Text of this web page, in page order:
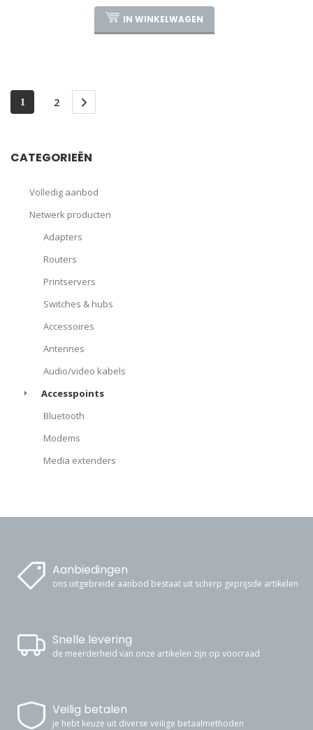
IN WINKELWAGEN
1 2
CATEGORIEËN
Volledig aanbod
Netwerk producten
Adapters
Routers
Printservers
Switches & hubs
Accessoires
Antennes
Audio/video kabels
Accesspoints
Bluetooth
Modems
Media extenders
Aanbiedingen
ons uitgebreide aanbod bestaat uit scherp geprijsde artikelen
Snelle levering
de meerderheid van onze artikelen zijn op voorraad
Veilig betalen
je hebt keuze uit diverse veilige betaalmethoden